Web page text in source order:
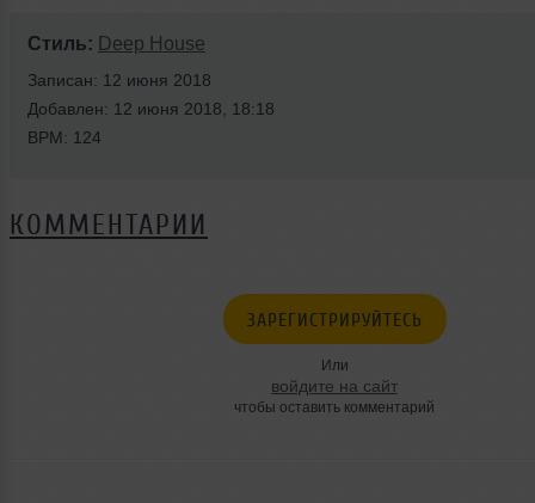
Стиль: Deep House
Записан: 12 июня 2018
Добавлен: 12 июня 2018, 18:18
BPM: 124
КОММЕНТАРИИ
ЗАРЕГИСТРИРУЙТЕСЬ
Или
войдите на сайт
чтобы оставить комментарий